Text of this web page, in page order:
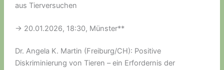
aus Tierversuchen
-> 20.01.2026, 18:30, Münster**
Dr. Angela K. Martin (Freiburg/CH): Positive
Diskriminierung von Tieren – ein Erfordernis der